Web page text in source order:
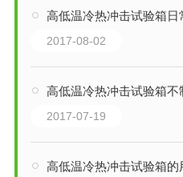
高低温冷热冲击试验箱日
2017-08-02
高低温冷热冲击试验箱不
2017-07-19
高低温冷热冲击试验箱